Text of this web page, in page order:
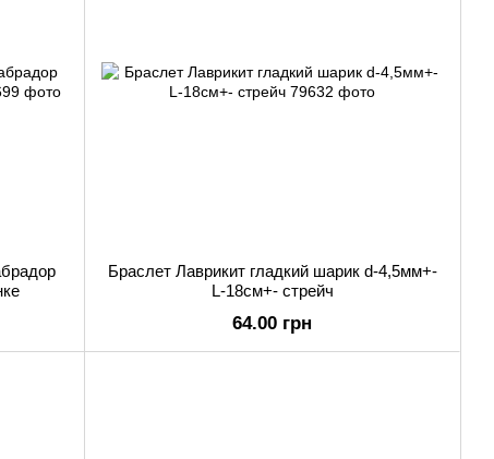
Браслет Лаврикит гладкий шарик d-4,5мм+-
L-18см+- стрейч
64.00 грн